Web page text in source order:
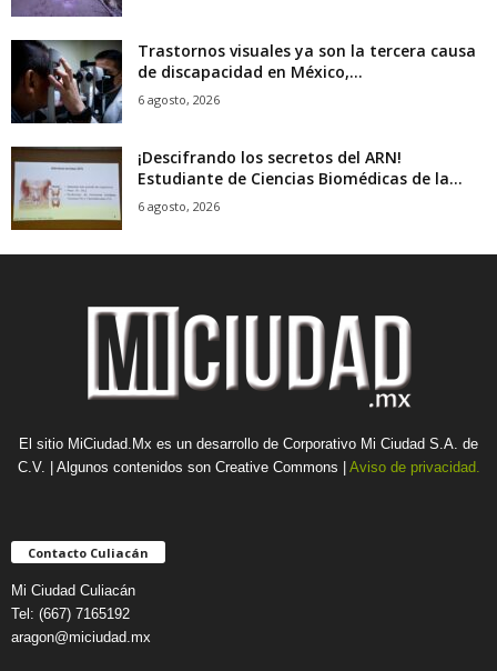
Trastornos visuales ya son la tercera causa
de discapacidad en México,...
6 agosto, 2026
¡Descifrando los secretos del ARN!
Estudiante de Ciencias Biomédicas de la...
6 agosto, 2026
El sitio MiCiudad.Mx es un desarrollo de Corporativo Mi Ciudad S.A. de
C.V. | Algunos contenidos son Creative Commons | Aviso de privacidad.
Contacto Culiacán
Mi Ciudad Culiacán
Tel: (667) 7165192
aragon@miciudad.mx